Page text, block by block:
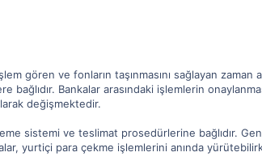
gören ve fonların taşınmasını sağlayan zaman
bağlıdır. Bankalar arasındaki işlemlerin
değişmektedir.
sistemi ve teslimat prosedürlerine bağlıdır.
yurtiçi para çekme işlemlerini anında